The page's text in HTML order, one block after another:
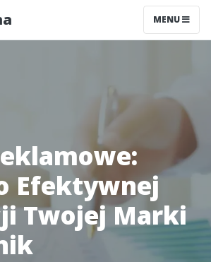
MENU
Efektywnej
Twojej Marki